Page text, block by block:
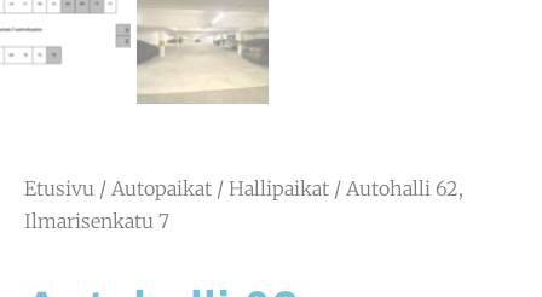
Etusivu / Autopaikat / Hallipaikat / Autohalli 62,
Ilmarisenkatu 7